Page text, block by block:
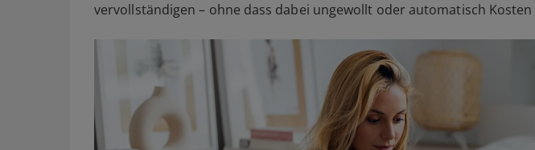
vervollständigen – ohne dass dabei ungewollt oder automatisch